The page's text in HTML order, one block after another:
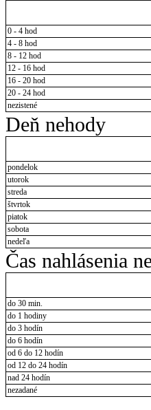
0 - 4 hod
4 - 8 hod
8 - 12 hod
12 - 16 hod
16 - 20 hod
20 - 24 hod
nezistené
Deň nehody
pondelok
utorok
streda
štvrtok
piatok
sobota
nedeľa
Čas nahlásenia
do 30 min.
do 1 hodiny
do 3 hodín
do 6 hodín
od 6 do 12 hodín
od 12 do 24 hodín
nad 24 hodín
nezadané